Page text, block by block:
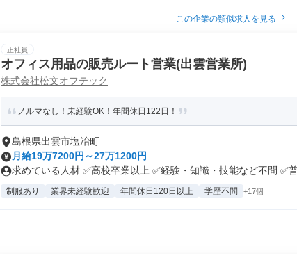
この企業の類似求人を見る
正社員
オフィス用品の販売ルート営業(出雲営業所)
株式会社松文オフテック
ノルマなし！未経験OK！年間休日122日！
島根県出雲市塩冶町
月給19万7200円～27万1200円
求めている人材 ✅高校卒業以上 ✅経験・知識・技能など不問 ✅普
制服あり 業界未経験歓迎 年間休日120日以上 学歴不問 +17個